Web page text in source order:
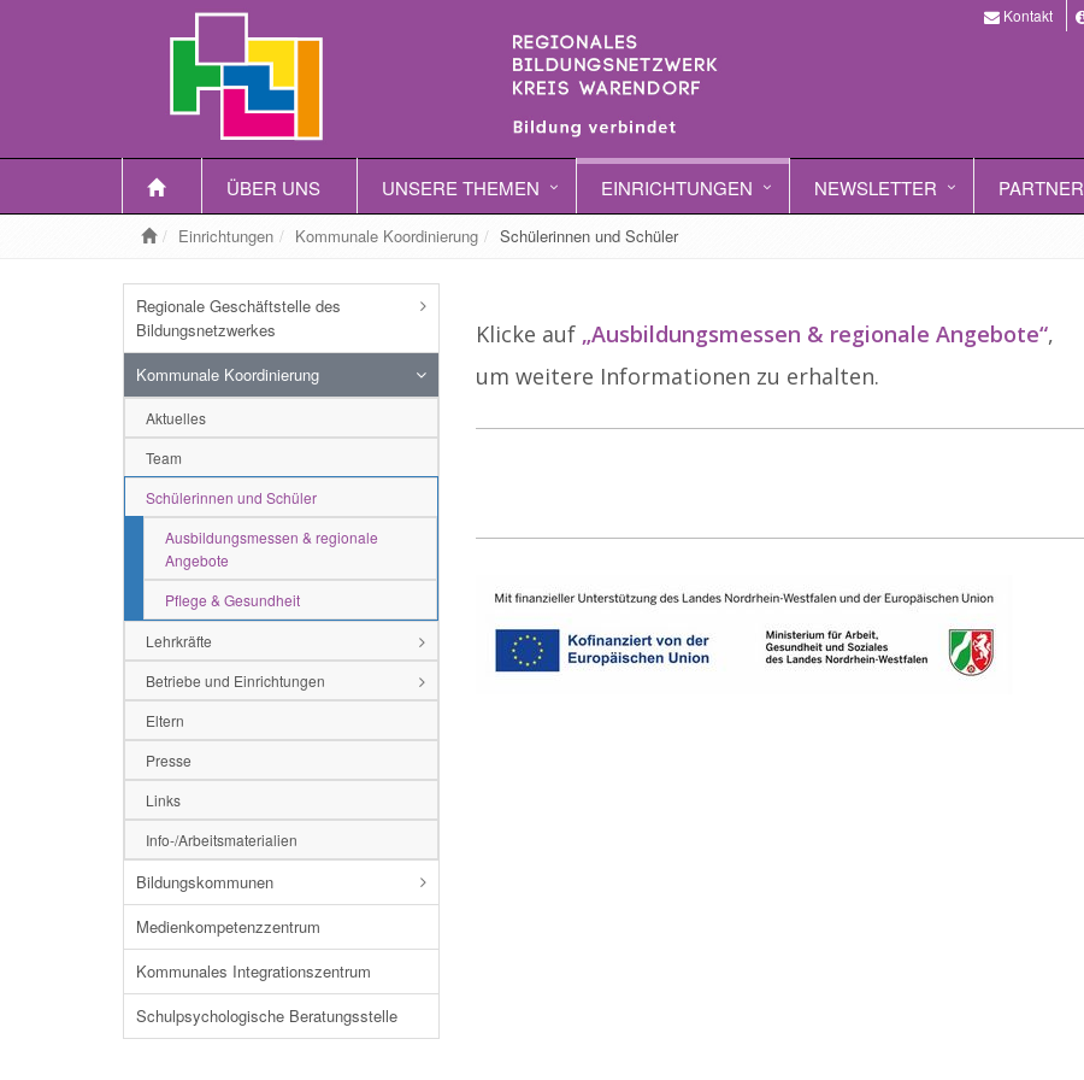
Kontakt
ÜBER UNS UNSERE THEMEN EINRICHTUNGEN NEWSLETTER PARTNER
Einrichtungen Kommunale Koordinierung Schülerinnen und Schüler
Regionale Geschäftstelle des
Bildungsnetzwerkes
Kommunale Koordinierung
Aktuelles
Team
Schülerinnen und Schüler
Ausbildungsmessen & regionale
Angebote
Pflege & Gesundheit
Lehrkräfte
Betriebe und Einrichtungen
Eltern
Presse
Links
Info-/Arbeitsmaterialien
Bildungskommunen
Medienkompetenzzentrum
Kommunales Integrationszentrum
Schulpsychologische Beratungsstelle
Klicke auf „Ausbildungsmessen & regionale Angebote“,
um weitere Informationen zu erhalten.